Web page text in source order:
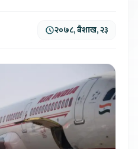
२०७८, बैशाख, २३